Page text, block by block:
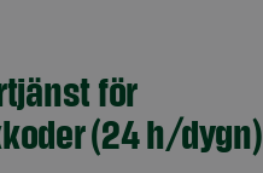
för
(24 h/dygn)